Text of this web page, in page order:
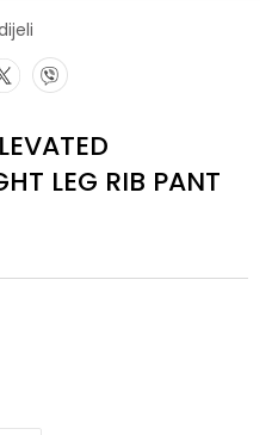
LEG RIB PANT